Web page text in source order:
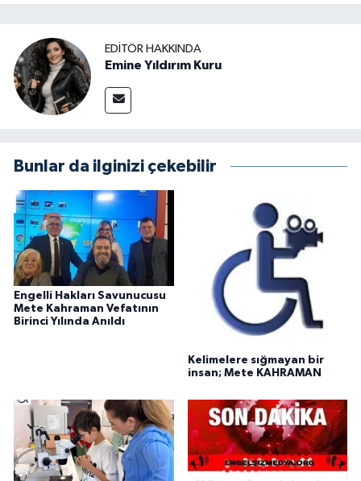
EDITÖR HAKKINDA
Emine Yıldırım Kuru
Bunlar da ilginizi çekebilir
Engelli Hakları Savunucusu
Mete Kahraman Vefatının
Birinci Yılında Anıldı
Kelimelere sığmayan bir
insan; Mete KAHRAMAN